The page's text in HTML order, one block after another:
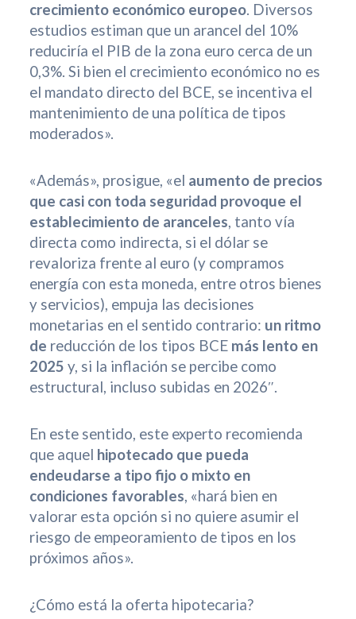
crecimiento económico europeo. Diversos
estudios estiman que un arancel del 10%
reduciría el PIB de la zona euro cerca de un
0,3%. Si bien el crecimiento económico no es
el mandato directo del BCE, se incentiva el
mantenimiento de una política de tipos
moderados».
«Además», prosigue, «el aumento de precios
que casi con toda seguridad provoque el
establecimiento de aranceles, tanto vía
directa como indirecta, si el dólar se
revaloriza frente al euro (y compramos
energía con esta moneda, entre otros bienes
y servicios), empuja las decisiones
monetarias en el sentido contrario: un ritmo
de reducción de los tipos BCE más lento en
2025 y, si la inflación se percibe como
estructural, incluso subidas en 2026″.
En este sentido, este experto recomienda
que aquel hipotecado que pueda
endeudarse a tipo fijo o mixto en
condiciones favorables, «hará bien en
valorar esta opción si no quiere asumir el
riesgo de empeoramiento de tipos en los
próximos años».
¿Cómo está la oferta hipotecaria?